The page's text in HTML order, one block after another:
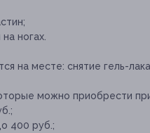
ногах.
на месте: снятие гель-
можно приобрести
400 руб.;